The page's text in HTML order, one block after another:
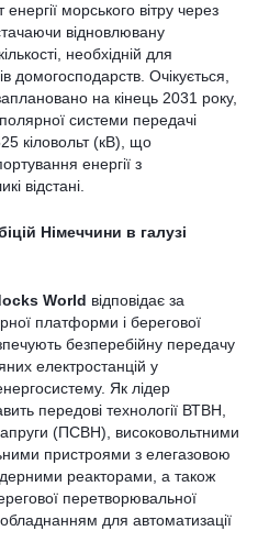
морського вітру через
відновлювану
необхідній для
Очікується,
на кінець 2031 року,
системи передачі
кіловольт (кВ), що
енергії з
відстані.
Німеччини в галузі
World відповідає за
платформи і берегової
безперебійну передачу
електростанцій у
Як лідер
передові технології ВТВН,
(ПСВН), високовольтними
пристроями з елегазовою
реакторами, а також
перетворювальної
для автоматизації